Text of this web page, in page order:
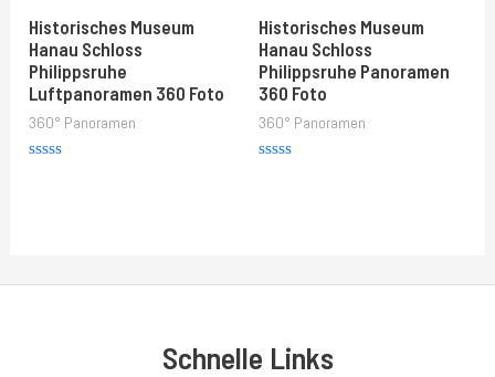
Historisches Museum
Hanau Schloss
Philippsruhe
Luftpanoramen 360 Foto
360° Panoramen
Historisches Museum
Hanau Schloss
Philippsruhe Panoramen
360 Foto
360° Panoramen
Schnelle Links